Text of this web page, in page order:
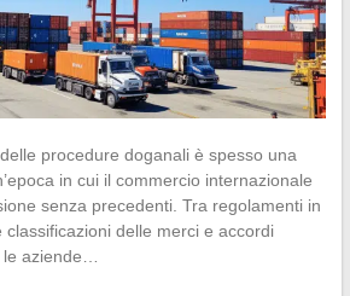
procedure doganali è spesso una
in cui il commercio internazionale
senza precedenti. Tra regolamenti in
delle merci e accordi
le aziende…